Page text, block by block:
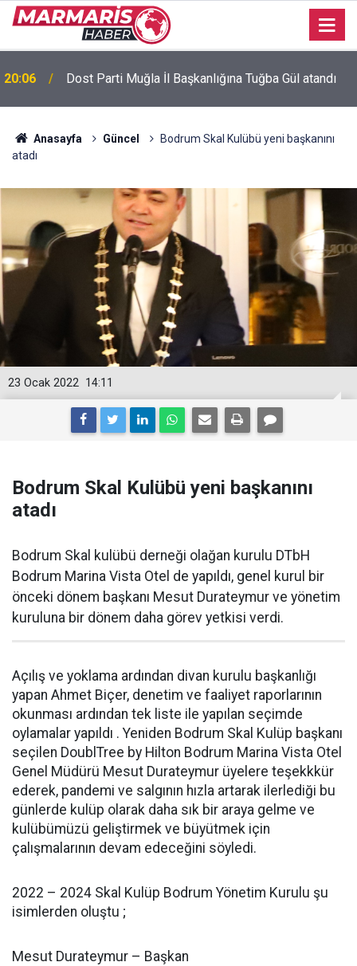
16:51
Bursaspor’da 2026-2027 sezonu forma numaraları
açıklandı
Anasayfa Güncel
Bodrum Skal Kulübü yeni başkanını
atadı
14:11
23 Ocak 2022
Bodrum Skal Kulübü yeni başkanını
atadı
Bodrum Skal kulübü derneği olağan kurulu DTbH
Bodrum Marina Vista Otel de yapıldı, genel kurul bir
önceki dönem başkanı Mesut Durateymur ve yönetim
kuruluna bir dönem daha görev yetkisi verdi.
Açılış ve yoklama ardından divan kurulu başkanlığı
yapan Ahmet Biçer, denetim ve faaliyet raporlarının
okunması ardından tek liste ile yapılan seçimde
oylamalar yapıldı . Yeniden Bodrum Skal Kulüp başkanı
seçilen DoublTree by Hilton Bodrum Marina Vista Otel
Genel Müdürü Mesut Durateymur üyelere teşekkkür
ederek, pandemi ve salgının hızla artarak ilerlediği bu
günlerde kulüp olarak daha sık bir araya gelme ve
kulübümüzü geliştirmek ve büyütmek için
çalışmalarının devam edeceğini söyledi.
2022 – 2024 Skal Kulüp Bodrum Yönetim Kurulu şu
isimlerden oluştu ;
Mesut Durateymur – Başkan